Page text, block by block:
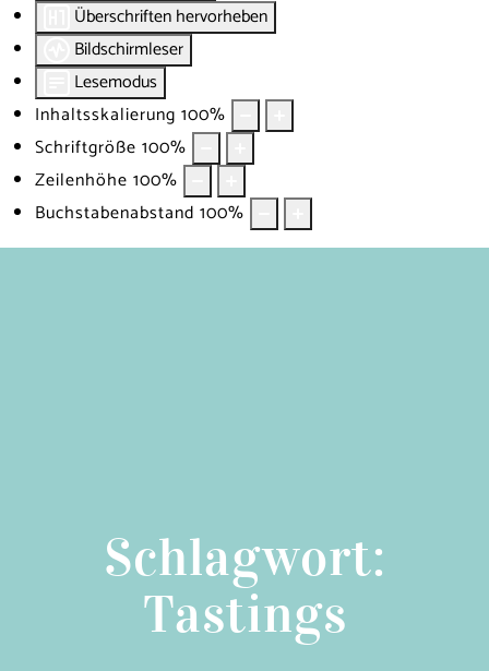
Überschriften hervorheben
Bildschirmleser
Lesemodus
Inhaltsskalierung 100%
Schriftgröße 100%
Zeilenhöhe 100%
Buchstabenabstand 100%
Schlagwort:
Tastings